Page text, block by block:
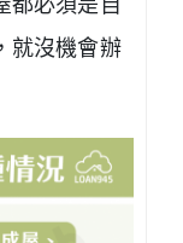
都必須是自
就沒機會辦